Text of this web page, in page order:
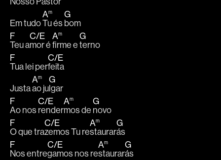
Em tudo
Am
Tu és
G
bom
F
Teu a
C/E
mor é
Am
firme e
G
terno
F
Tua lei per
C/E
feita
Justa
Am
ao ju
G
lgar
F
Ao nos
C/E
render
Am
mos de
G
novo
F
O que tra
C/E
zemos Tu re
Am
staurar
G
ás
F
Nos entre
C/E
gamos nos re
Am
staurar
G
ás